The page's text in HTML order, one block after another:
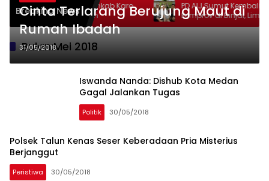
Breaking News
RI, Pemkab Karo
PD AIJ Sumut Kembali Amankan Aset
Pemprov di Binjai, Lima Rumah Dinas Eks
Bioskop Ria Dibongkar
Bulan:Mei 2018
Cinta Terlarang Berujung Maut di
Rumah Ibadah
31/05/2018
Iswanda Nanda: Dishub Kota Medan
Gagal Jalankan Tugas
Politik 30/05/2018
Polsek Talun Kenas Seser Keberadaan Pria Misterius
Berjanggut
Peristiwa 30/05/2018